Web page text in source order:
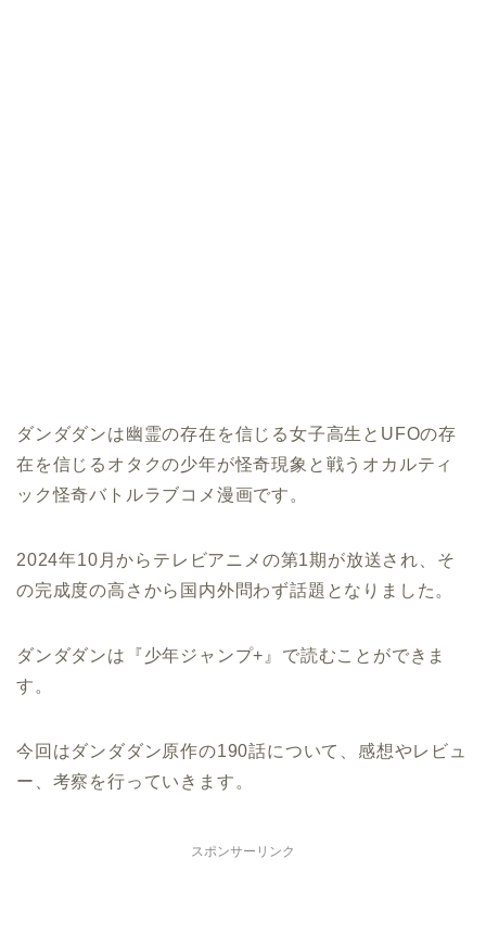
ダンダダンは幽霊の存在を信じる女子高生とUFOの存
在を信じるオタクの少年が怪奇現象と戦うオカルティ
ック怪奇バトルラブコメ漫画です。
2024年10月からテレビアニメの第1期が放送され、そ
の完成度の高さから国内外問わず話題となりました。
ダンダダンは『少年ジャンプ+』で読むことができま
す。
今回はダンダダン原作の190話について、感想やレビュ
ー、考察を行っていきます。
スポンサーリンク